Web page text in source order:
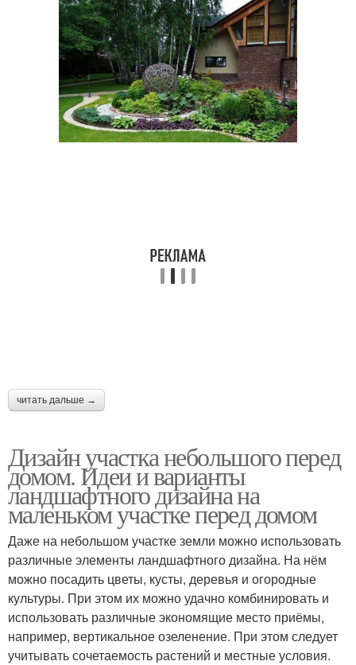
читать дальше →
Дизайн участка небольшого перед
домом. Идеи и варианты
ландшафтного дизайна на
маленьком участке перед домом
Даже на небольшом участке земли можно использовать
различные элементы ландшафтного дизайна. На нём
можно посадить цветы, кусты, деревья и огородные
культуры. При этом их можно удачно комбинировать и
использовать различные экономящие место приёмы,
например, вертикальное озеленение. При этом следует
учитывать сочетаемость растений и местные условия.